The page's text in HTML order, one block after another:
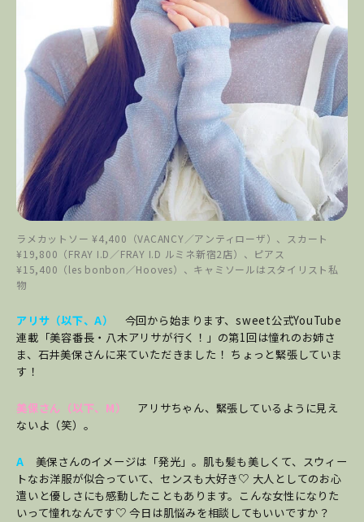
ラメカットソー ¥4,400（VACANCY／アンティローザ）、スカート
¥19,800（FRAY I.D／FRAY I.D ルミネ新宿2店）、ピアス
¥15,400（les bonbon／Hooves）、キャミソールはスタイリスト私
物
アリサ（以下、A）
今回から始まります、sweet公式YouTube
連載「美容番長・八木アリサが行く！」の第1回は憧れのお姉さ
ま、石井美保さんに来ていただきました！ ちょっと緊張していま
す！
美保さん（以下、M）
アリサちゃん、緊張しているように見え
ないよ（笑）。
A 美保さんのイメージは「発光」。肌も髪も美しくて、スウィー
トなお洋服が似合っていて、センスも大好き♡ 大人としてのお心
遣いと優しさにも感動したこともあります。こんな女性になりた
いって憧れなんです♡ 今日は肌悩みを相談してもいいですか？